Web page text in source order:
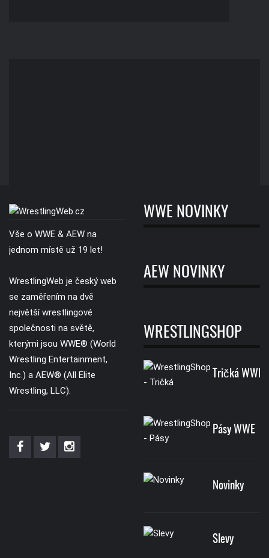
Vše o WWE & AEW na
jednom místě už 19 let!
WrestlingWeb je český web
se zaměřením na dvě
největší wrestlingové
společnosti na světě,
kterými jsou WWE® (World
Wrestling Entertainment,
Inc.) a AEW® (All Elite
Wrestling, LLC).
WWE NOVINKY
AEW NOVINKY
WRESTLINGSHOP
Tričká WWE
Pásy WWE
Novinky
Slevy